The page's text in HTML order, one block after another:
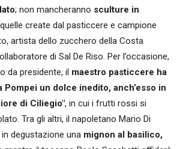
; non mancheranno sculture in
create dal pasticcere e campione
artista dello zucchero della Costa
di Sal De Riso. Per l’occasione,
da presidente, il maestro pasticcere ha
Pompei un dolce inedito, anch’esso in
di Ciliegio", in cui i frutti rossi si
Tra gli altri, il napoletano Mario Di
degustazione una mignon al basilico,